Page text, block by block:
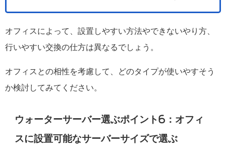
オフィスによって、設置しやすい方法やできないやり方、
行いやすい交換の仕方は異なるでしょう。
オフィスとの相性を考慮して、どのタイプが使いやすそう
か検討してみてください。
ウォーターサーバー選ぶポイント6：オフィ
スに設置可能なサーバーサイズで選ぶ